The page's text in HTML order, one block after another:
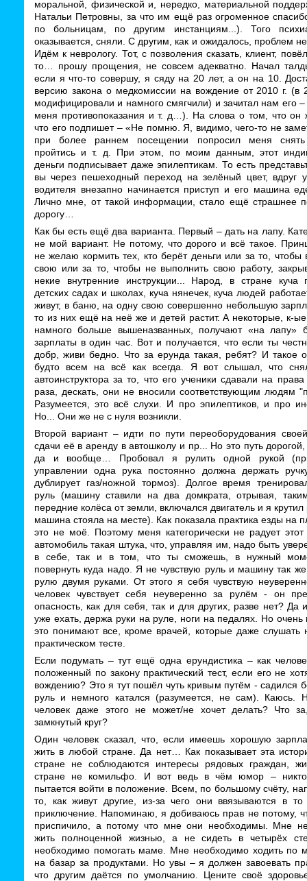
моральной, физической и, нередко, материальной
Натальи Петровны, за что им ещё раз огроменное
по больницам, по другим инстанциям...). Того
оказывается, сняли. С другим, как и ожидалось, проблем
Идём к неврологу. Тот, с позволения сказать, клиент,
то… прошу прощения, не совсем адекватно. Начал
если я что-то совершу, я сяду на 20 лет, а он на 10.
версию закона о медкомиссии на вождение от 2010 г. (в
модифицировали и намного смягчили) и зачитал нам его –
меня противопоказания и т. д…). На слова о том, что он
что его подпишет – «Не помню. Я, видимо, чего-то не
при более раннем посещении попросил меня снять
пройтись и т. д. При этом, по моим данным, этот
деньги подписывает даже эпилептикам. То есть
вы через пешеходный переход на зелёный цвет, вдруг у
водителя внезапно начинается приступ и его машина
Лично мне, от такой информации, стало ещё страшнее
дорогу…
Как бы есть ещё два варианта. Первый – дать на лапу.
не мой вариант. Не потому, что дорого и всё такое.
не желаю кормить тех, кто берёт деньги или за то, чтобы
свою или за то, чтобы не выполнить свою работу,
некие внутренние инструкции... Народ, в стране куча
детских садах и школах, куча нянечек, куча людей
живут, в баню, на одну свою совершенно небольшую
то из них ещё на неё же и детей растит. А некоторые, к-
намного больше вышеназванных, получают «на лапу»
зарплаты в один час. Вот и получается, что если ты
добр, живи бедно. Что за ерунда такая, ребят? И такое
будто всем на всё как всегда. Я вот слышал, что
автоинструктора за то, что его ученики сдавали на
раза, дескать, они не вносили соответствующим людям
Разумеется, это всё слухи. И про эпилептиков, и про
Но... Они же не с нуля возникли.
Второй вариант – идти по пути переоборудования
сдачи её в аренду в автошколу и пр... Но это путь
да и вообще… Пробовал я рулить одной рукой
управлении одна рука постоянно должна держать
дублирует газ/ножной тормоз). Долгое время
руль (машину ставили на два домкрата, отрывая,
передние колёса от земли, включался двигатель и я крутил
машина стояла на месте). Как показала практика езды на
это не моё. Поэтому меня категорически не радует
автомобиль такая штука, что, управляя им, надо быть
в себе, так и в том, что ты сможешь, в нужный
повернуть куда надо. Я не чувствую руль и машину так
рулю двумя руками. От этого я себя чувствую
человек чувствует себя неуверенно за рулём - он
опасность, как для себя, так и для других, разве нет? Да
уже ехать, держа руки на руле, ноги на педалях. Но очень
это понимают все, кроме врачей, которые даже слушать
практическом тесте.
Если подумать – тут ещё одна ерундистика – как
положенный по закону практический тест, если его не
вождению? Это я тут пошёл чуть кривым путём - садился
руль и немного катался (разумеется, не сам). Каюсь.
человек даже этого не может/не хочет делать? Что
замкнутый круг?
Один человек сказал, что, если имеешь хорошую
жить в любой стране. Да нет… Как показывает эта
стране не соблюдаются интересы рядовых граждан,
стране не комильфо. И вот ведь в чём юмор –
пытается войти в положение. Всем, по большому счёту,
то, как живут другие, из-за чего они ввязываются в
приключение. Напоминаю, я добиваюсь прав не потому,
приспичило, а потому что мне они необходимы. Мне
жить полноценной жизнью, а не сидеть в четырёх
необходимо помогать маме. Мне необходимо ходить по
на базар за продуктами. Но увы – я должен завоевать
что другим даётся по умолчанию. Цените своё